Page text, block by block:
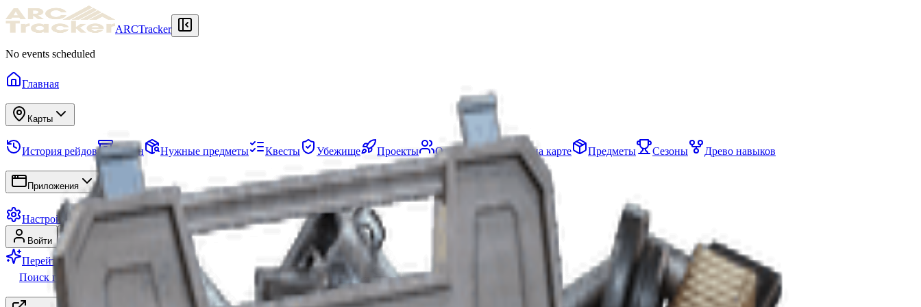
ARCTracker
No events scheduled
Главная
Карты
История рейдов Схрон Нужные предметы Квесты Убежище Проекты Отряды События на карте Предметы Сезоны Древо навыков
Приложения
Настройки
Войти
Перейти на Premium
Поиск группы